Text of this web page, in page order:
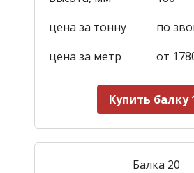
цена за тонну
по
цена за метр
от
Купить балку
Балка 20